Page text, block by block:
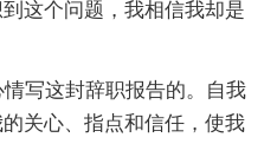
这个问题，我相信我却是
写这封辞职报告的。自我
关心、指点和信任，使我